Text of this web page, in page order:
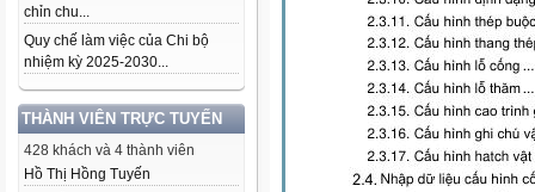
chỉn chu...
Quy chế làm việc của Chi bộ
nhiệm kỳ 2025-2030...
THÀNH VIÊN TRỰC TUYẾN
428 khách và 4 thành viên
Hồ Thị Hồng Tuyến